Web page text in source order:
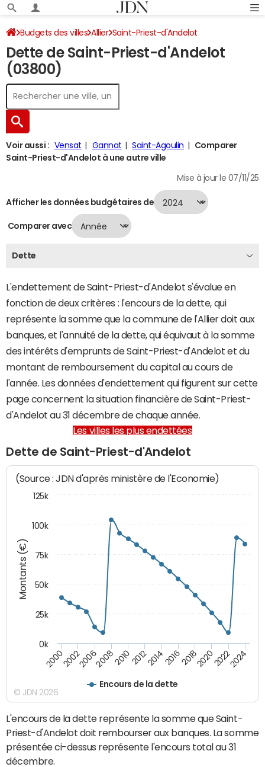
Budgets des villes Allier Saint-Priest-d'Andelot
Dette au 31/12/2024
Dette de Saint-Priest-d'Andelot
(03800)
Voir aussi : Vensat Gannat Saint-Agoulin
Comparer
Saint-Priest-d'Andelot à une autre ville
Mise à jour le 07/11/25
Afficher les données budgétaires de
Comparer avec
Dette
L'endettement de Saint-Priest-d'Andelot s'évalue en
fonction de deux critères : l'encours de la dette, qui
représente la somme que la commune de l'Allier doit aux
banques, et l'annuité de la dette, qui équivaut à la somme
des intérêts d'emprunts de Saint-Priest-d'Andelot et du
montant de remboursement du capital au cours de
l'année. Les données d'endettement qui figurent sur cette
page concernent la situation financière de Saint-Priest-
d'Andelot au 31 décembre de chaque année.
Les villes les plus endettées
Dette de Saint-Priest-d'Andelot
Montants (€)
(Source : JDN d'après ministère de l'Economie)
Encours de la dette
200020022006200820102012201420162018202020222024
0k
25k
50k
75k
100k
125k
© JDN 2026
L'encours de la dette représente la somme que Saint-
Priest-d'Andelot doit rembourser aux banques. La somme
présentée ci-dessus représente l'encours total au 31
décembre.